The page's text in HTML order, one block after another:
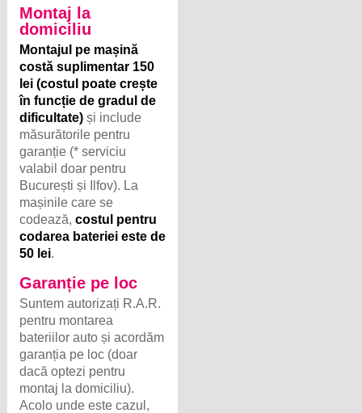
Montaj la
domiciliu
Montajul pe mașină
costă suplimentar 150
lei (costul poate crește
în funcție de gradul de
dificultate) și include
măsurătorile pentru
garanție (* serviciu
valabil doar pentru
București și Ilfov). La
mașinile care se
codează,costul pentru
codarea bateriei este de
50 lei.
Garanție pe loc
Suntem autorizați R.A.R.
pentru montarea
bateriilor auto și acordăm
garanția pe loc (doar
dacă optezi pentru
montaj la domiciliu).
Acolo unde este cazul,